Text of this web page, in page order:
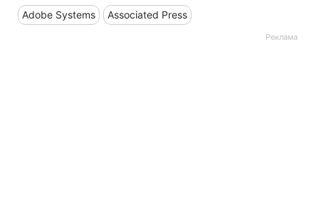
Adobe Systems Associated Press